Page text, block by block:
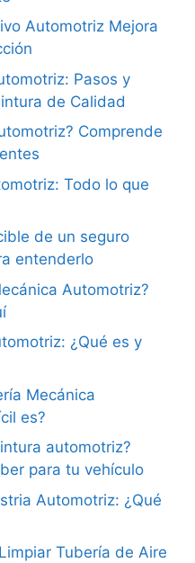
Automotriz Mejora
Pasos y
de Calidad
Comprende
Todo lo que
de un seguro
entenderlo
Automotriz?
¿Qué es y
Mecánica
es?
automotriz?
para tu vehículo
Automotriz: ¿Qué
Tubería de Aire